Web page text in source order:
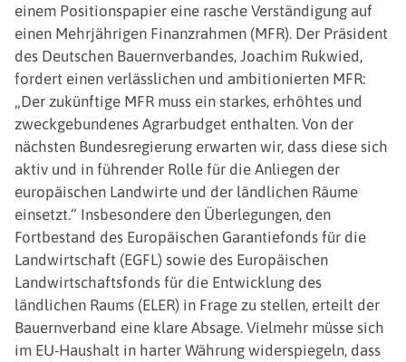
einem Positionspapier eine rasche Verständigung auf
einen Mehrjährigen Finanzrahmen (MFR). Der Präsident
des Deutschen Bauernverbandes, Joachim Rukwied,
fordert einen verlässlichen und ambitionierten MFR:
„Der zukünftige MFR muss ein starkes, erhöhtes und
zweckgebundenes Agrarbudget enthalten. Von der
nächsten Bundesregierung erwarten wir, dass diese sich
aktiv und in führender Rolle für die Anliegen der
europäischen Landwirte und der ländlichen Räume
einsetzt.“ Insbesondere den Überlegungen, den
Fortbestand des Europäischen Garantiefonds für die
Landwirtschaft (EGFL) sowie des Europäischen
Landwirtschaftsfonds für die Entwicklung des
ländlichen Raums (ELER) in Frage zu stellen, erteilt der
Bauernverband eine klare Absage. Vielmehr müsse sich
im EU-Haushalt in harter Währung widerspiegeln, dass